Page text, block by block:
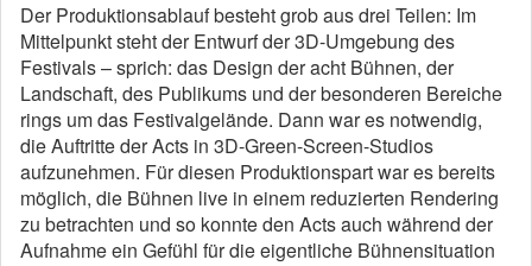
Der Produktionsablauf besteht grob aus drei Teilen: Im
Mittelpunkt steht der Entwurf der 3D-Umgebung des
Festivals – sprich: das Design der acht Bühnen, der
Landschaft, des Publikums und der besonderen Bereiche
rings um das Festivalgelände. Dann war es notwendig,
die Auftritte der Acts in 3D-Green-Screen-Studios
aufzunehmen. Für diesen Produktionspart war es bereits
möglich, die Bühnen live in einem reduzierten Rendering
zu betrachten und so konnte den Acts auch während der
Aufnahme ein Gefühl für die eigentliche Bühnensituation